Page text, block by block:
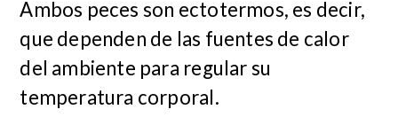
Ambos peces son ectotermos, es decir,
que dependen de las fuentes de calor
del ambiente para regular su
temperatura corporal.